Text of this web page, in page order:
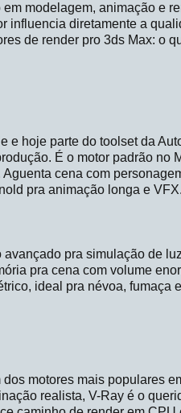
modelagem, animação e
influencia diretamente a
de render pro 3ds Max: o
e hoje parte do toolset da
É o motor padrão no
cena com
pra animação longa e VFX.
avançado pra simulação de
pra cena com volume
ideal pra névoa, fumaça
motores mais populares
realista, V-Ray é o